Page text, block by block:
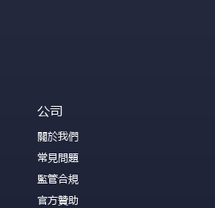
公司
關於我們
常見問題
監管合規
官方贊助